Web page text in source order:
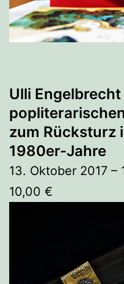
Ulli
zum Rücksturz
1980er-Jahre
13. Oktober 2017 –
10,00 €